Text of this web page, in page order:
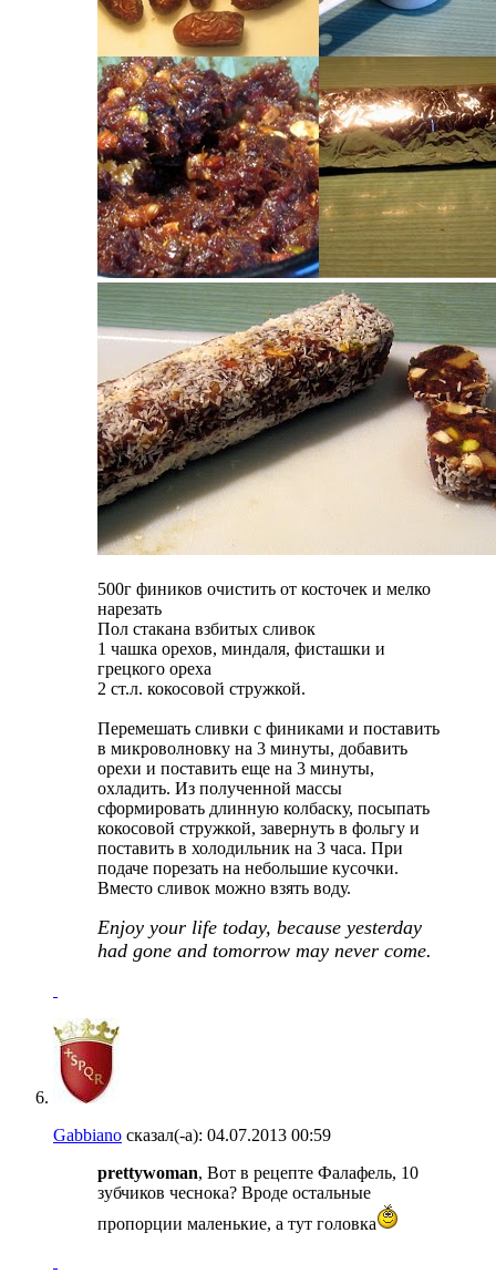
500г фиников очистить от косточек и мелко
нарезать
Пол стакана взбитых сливок
1 чашка орехов, миндаля, фисташки и
грецкого ореха
2 ст.л. кокосовой стружкой.
Перемешать сливки с финиками и поставить
в микроволновку на 3 минуты, добавить
орехи и поставить еще на 3 минуты,
охладить. Из полученной массы
сформировать длинную колбаску, посыпать
кокосовой стружкой, завернуть в фольгу и
поставить в холодильник на 3 часа. При
подаче порезать на небольшие кусочки.
Вместо сливок можно взять воду.
Enjoy your life today, because yesterday
had gone and tomorrow may never come.
Gabbiano сказал(-а): 04.07.2013 00:59
prettywoman, Вот в рецепте Фалафель, 10
зубчиков чеснока? Вроде остальные
пропорции маленькие, а тут головка